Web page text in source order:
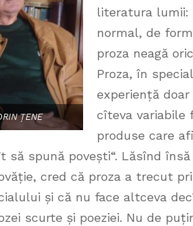
ȚENE
literatura lumii:
normal, de
proza neagă
Proza, în
experiență
cîteva variabile
produse care
să spună povești“. Lăsînd
cred că proza a trecut
și că nu face altceva
scurte și poeziei. Nu de